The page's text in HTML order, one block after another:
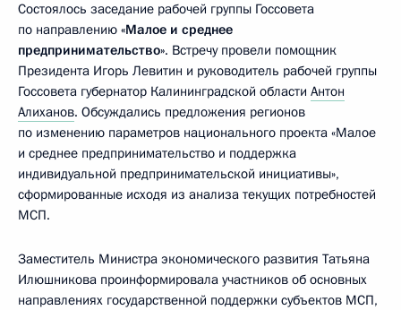
Состоялось заседание рабочей группы Госсовета
по направлению «Малое и среднее
предпринимательство». Встречу провели помощник
Президента Игорь Левитин и руководитель рабочей группы
Госсовета губернатор Калининградской области Антон
Алиханов. Обсуждались предложения регионов
по изменению параметров национального проекта «Малое
и среднее предпринимательство и поддержка
индивидуальной предпринимательской инициативы»,
сформированные исходя из анализа текущих потребностей
МСП.
Заместитель Министра экономического развития Татьяна
Илюшникова проинформировала участников об основных
направлениях государственной поддержки субъектов МСП,